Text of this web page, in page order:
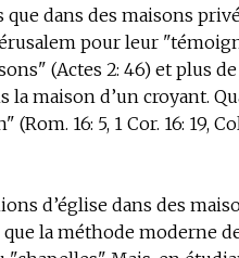
dans des maisons
pour leur
(Actes 2: 46) et plus
maison d’un croyant.
16: 5, 1 Cor. 16: 19,
d’église dans des
la méthode moderne